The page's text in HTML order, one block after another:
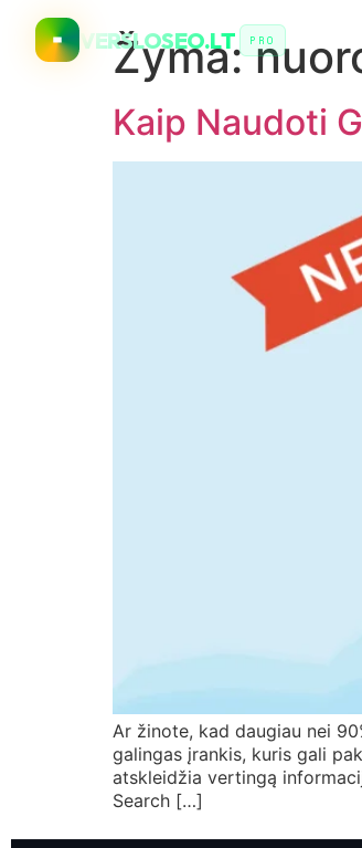
VERSLOSEO.LT PRO
Žyma:
Kaip Naudoti
Ar žinote, kad daugiau nei
galingas įrankis, kuris gali
atskleidžia vertingą
Search […]